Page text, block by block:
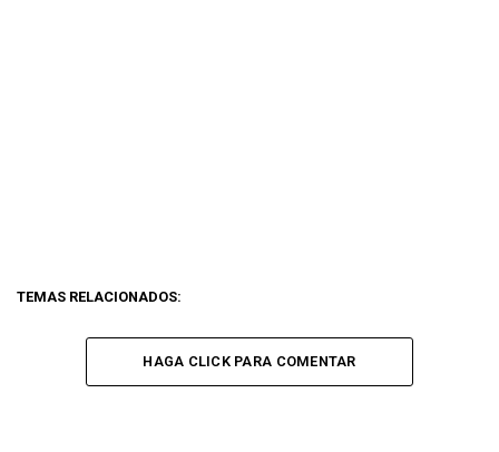
TEMAS RELACIONADOS:
HAGA CLICK PARA COMENTAR